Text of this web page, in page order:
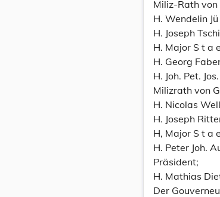
Miliz-Rath von
H. Wendelin
H. Joseph
H. Major S t a
H. Georg
H. Joh. Pet.
Milizrath von
H. Nicolas
H. Joseph
H, Major S t a
H. Peter Joh.
Präsident;
H. Mathias
Der